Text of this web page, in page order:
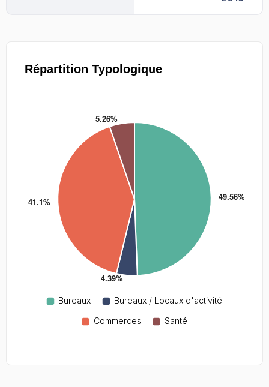
Répartition Typologique